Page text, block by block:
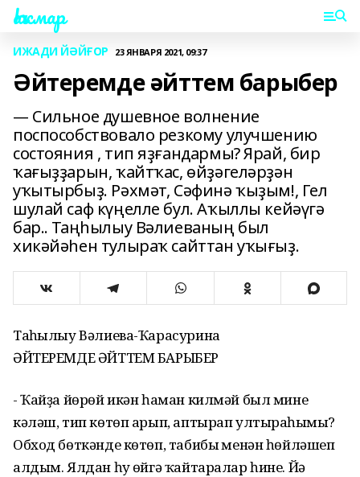
Һаҡмар
ИЖАДИ ЙӘЙҒОР 23 ЯНВАРЯ 2021, 09:37
Әйтеремде әйттем барыбер
― Сильное душевное волнение
поспособствовало резкому улучшению
состояния , тип яҙғандармы? Ярай, бир
ҡағыҙҙарын, ҡайтҡас, өйҙәгеләрҙән
уҡытырбыҙ. Рәхмәт, Сәфинә ҡыҙым!, Гел
шулай саф күңелле бул. Аҡыллы кейәүгә
бар.. Таңһылыу Вәлиеваның был
хикәйәһен тулыраҡ сайттан уҡығыҙ.
Таңһылыу Вәлиева-Ҡарасурина
ӘЙТЕРЕМДЕ ӘЙТТЕМ БАРЫБЕР
- Ҡайҙа йөрөй икән һаман килмәй был минең
кәләш, тип көтөп арып, аптырап ултыраһыңмы?
Обход бөткәнде көтөп, табибың менән һөйләшеп
алдым. Ялдан һуң өйгә ҡайтаралар һине. Йә